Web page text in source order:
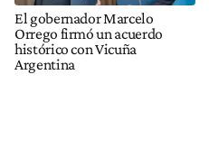
El gobernador Marcelo
Orrego firmó un acuerdo
histórico con Vicuña
Argentina